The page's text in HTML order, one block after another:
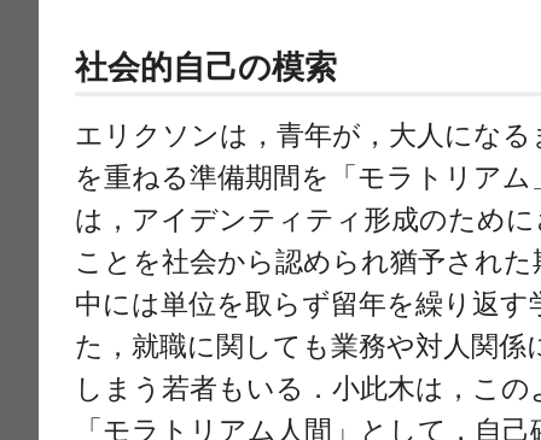
社会的自己の模索
エリクソンは，青年が，大人にな
を重ねる準備期間を「モラトリア
は，アイデンティティ形成のため
ことを社会から認められ猶予され
中には単位を取らず留年を繰り返
た，就職に関しても業務や対人関
しまう若者もいる．小此木は，こ
「モラトリアム人間」として，自